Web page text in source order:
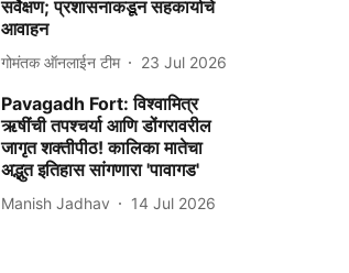
सर्वेक्षण; प्रशासनाकडून सहकार्याचे
आवाहन
गोमंतक ऑनलाईन टीम 23 Jul 2026
Pavagadh Fort: विश्वामित्र
ऋषींची तपश्चर्या आणि डोंगरावरील
जागृत शक्तीपीठ! कालिका मातेचा
अद्भुत इतिहास सांगणारा 'पावागड'
Manish Jadhav 14 Jul 2026